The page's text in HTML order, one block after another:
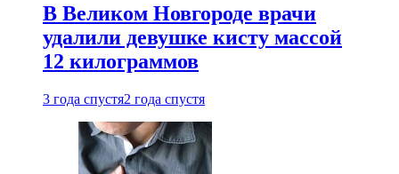
В Великом Новгороде врачи
удалили девушке кисту массой
12 килограммов
3 года спустя2 года спустя